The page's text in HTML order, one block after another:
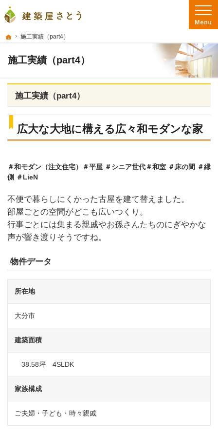
ホーム
施工実績（part4）
施工実績（part4）
プロの目線からご提案。大分県大分市の注文住宅・新築戸建てを手がける工務店
大分県大分市の新築・注文住宅を手がける工務店なら建築屋さとう 本物の自然素
施工実績（part4）
広大な大地に構える広々和モダンな家
＃和モダン（注文住宅）＃平屋 ＃シニア世代＃和室 ＃床の間 ＃縁
側 ＃LieN
不便で暮らしにくかった古屋を建て替えました。
部屋ごとの空間がどこも広いつくり。
行事ごとには集まる親戚やお孫さんたちのにぎやかな
声が響き渡りそうですね。
物件データ
所在地
大分市
建築面積
38.58坪 4SLDK
家族構成
ご夫婦・子ども・時々親戚